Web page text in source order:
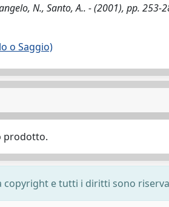
N., Santo, A.. - (2001), pp. 253-
o Saggio)
prodotto.
e tutti i diritti sono